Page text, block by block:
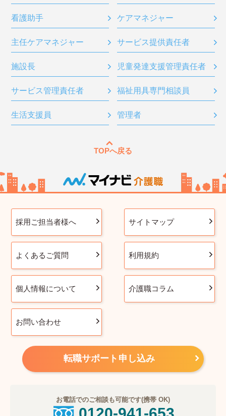
看護助手 ケアマネジャー
主任ケアマネジャー サービス提供責任者
施設長 児童発達支援管理責任者
サービス管理責任者 福祉用具専門相談員
生活支援員 管理者
TOPへ戻る
採用ご担当者様へ サイトマップ
よくあるご質問 利用規約
個人情報について 介護職コラム
お問い合わせ
転職サポート申し込み
お電話でのご相談も可能です(携帯 OK)